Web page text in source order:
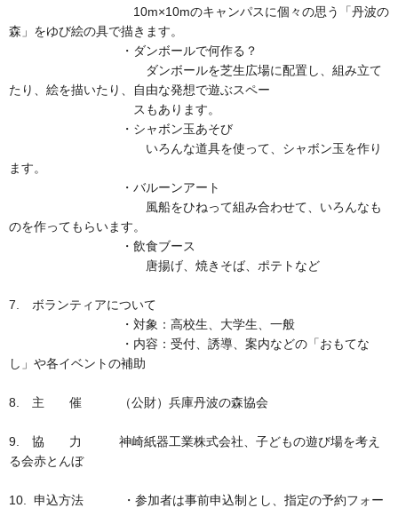
10m×10mのキャンパスに個々の思う「丹波の
森」をゆび絵の具で描きます。
・ダンボールで何作る？
ダンボールを芝生広場に配置し、組み立て
たり、絵を描いたり、自由な発想で遊ぶスペー
スもあります。
・シャボン玉あそび
いろんな道具を使って、シャボン玉を作り
ます。
・バルーンアート
風船をひねって組み合わせて、いろんなも
のを作ってもらいます。
・飲食ブース
唐揚げ、焼きそば、ポテトなど
7. ボランティアについて
・対象：高校生、大学生、一般
・内容：受付、誘導、案内などの「おもてな
し」や各イベントの補助
8. 主 催 （公財）兵庫丹波の森協会
9. 協 力 神崎紙器工業株式会社、子どもの遊び場を考え
る会赤とんぼ
10. 申込方法 ・参加者は事前申込制とし、指定の予約フォー